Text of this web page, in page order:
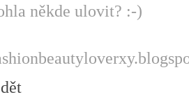
někde ulovit? :-)